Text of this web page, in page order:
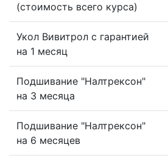
(стоимость всего курса)
Укол Вивитрол с гарантией
на 1 месяц
Подшивание "Налтрексон"
на 3 месяца
Подшивание "Налтрексон"
на 6 месяцев